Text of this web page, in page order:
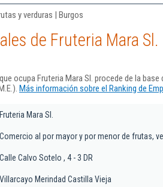
y verduras | Burgos
de Fruteria Mara Sl.
ocupa Fruteria Mara Sl. procede de la
Más información sobre el Ranking de
Fruteria Mara Sl.
Comercio al por mayor y por menor de frutas,
Calle Calvo Sotelo , 4 - 3 DR
Villarcayo Merindad Castilla Vieja